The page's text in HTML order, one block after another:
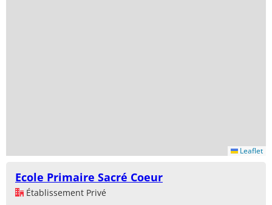
Leaflet
Ecole Primaire Sacré Coeur
Établissement Privé